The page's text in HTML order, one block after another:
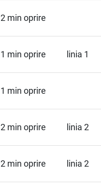
2 min oprire
1 min oprire linia 1
1 min oprire
2 min oprire linia 2
2 min oprire linia 2